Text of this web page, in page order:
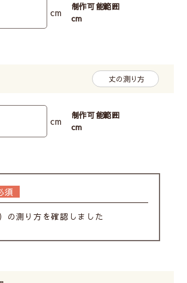
cm
制作可能範囲
cm
丈の測り方
cm
制作可能範囲
cm
の測り方を確認しました